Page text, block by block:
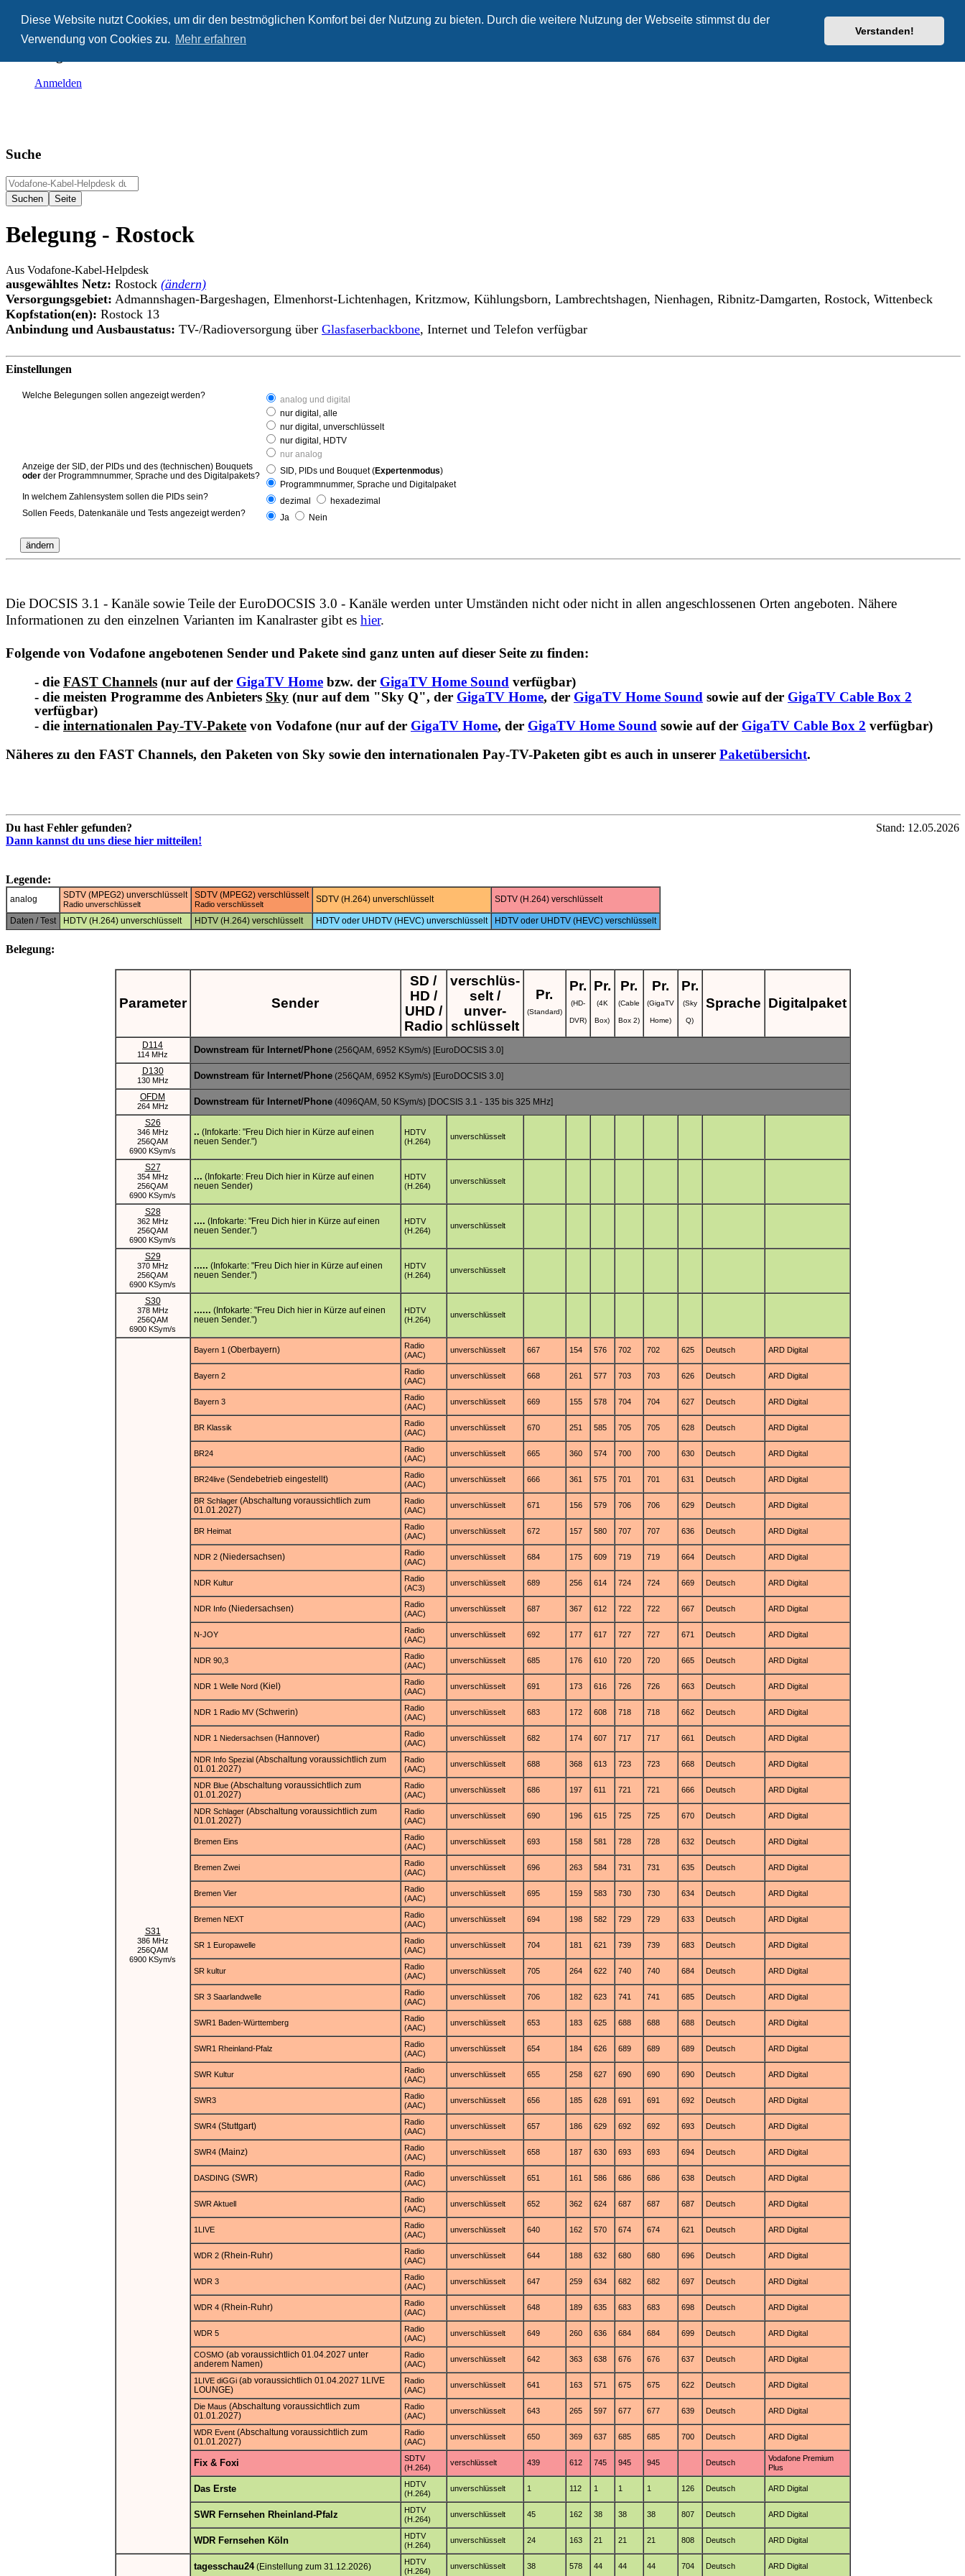
Diese Website nutzt Cookies, um dir den bestmöglichen Komfort bei der Nutzung zu bieten. Durch die weitere Nutzung der Webseite stimmst du der
Verwendung von Cookies zu. Mehr erfahren
Verstanden!
Anonym
Anmelden
Suche
Belegung - Rostock
Aus Vodafone-Kabel-Helpdesk
ausgewähltes Netz: Rostock (ändern)
Versorgungsgebiet: Admannshagen-Bargeshagen, Elmenhorst-Lichtenhagen, Kritzmow, Kühlungsborn, Lambrechtshagen, Nienhagen, Ribnitz-Damgarten, Rostock, Wittenbeck
Kopfstation(en): Rostock 13
Anbindung und Ausbaustatus: TV-/Radioversorgung über Glasfaserbackbone, Internet und Telefon verfügbar
Einstellungen
Welche Belegungen sollen angezeigt werden?
analog und digital
nur digital, alle
nur digital, unverschlüsselt
nur digital, HDTV
nur analog
Anzeige der SID, der PIDs und des (technischen) Bouquets
oder der Programmnummer, Sprache und des Digitalpakets? SID, PIDs und Bouquet (Expertenmodus)
Programmnummer, Sprache und Digitalpaket
In welchem Zahlensystem sollen die PIDs sein?
dezimal
hexadezimal
Sollen Feeds, Datenkanäle und Tests angezeigt werden?
Ja Nein
Die DOCSIS 3.1 - Kanäle sowie Teile der EuroDOCSIS 3.0 - Kanäle werden unter Umständen nicht oder nicht in allen angeschlossenen Orten angeboten. Nähere
Informationen zu den einzelnen Varianten im Kanalraster gibt es hier.
Folgende von Vodafone angebotenen Sender und Pakete sind ganz unten auf dieser Seite zu finden:
- die FAST Channels (nur auf der GigaTV Home bzw. der GigaTV Home Sound verfügbar)
- die meisten Programme des Anbieters Sky (nur auf dem "Sky Q", der GigaTV Home, der GigaTV Home Sound sowie auf der GigaTV Cable Box 2
verfügbar)
- die internationalen Pay-TV-Pakete von Vodafone (nur auf der GigaTV Home, der GigaTV Home Sound sowie auf der GigaTV Cable Box 2 verfügbar)
Näheres zu den FAST Channels, den Paketen von Sky sowie den internationalen Pay-TV-Paketen gibt es auch in unserer Paketübersicht.
Du hast Fehler gefunden?
Dann kannst du uns diese hier mitteilen!
Stand: 12.05.2026
Legende:
analog SDTV (MPEG2) unverschlüsselt
Radio unverschlüsselt
SDTV (MPEG2) verschlüsselt
Radio verschlüsselt SDTV (H.264) unverschlüsselt SDTV (H.264) verschlüsselt
Daten / Test HDTV (H.264) unverschlüsselt HDTV (H.264) verschlüsselt HDTV oder UHDTV (HEVC) unverschlüsselt HDTV oder UHDTV (HEVC) verschlüsselt
Belegung:
Parameter Sender
SD /
HD /
UHD /
Radio
verschlüs-
selt /
unver-
schlüsselt
Pr.
(Standard)
Pr.
(HD-
DVR)
Pr.
(4K
Box)
Pr.
(Cable
Box 2)
Pr.
(GigaTV
Home)
Pr.
(Sky
Q)
Sprache Digitalpaket
D114
114 MHz Downstream für Internet/Phone(256QAM, 6952 KSym/s) [EuroDOCSIS 3.0]
D130
130 MHz Downstream für Internet/Phone(256QAM, 6952 KSym/s) [EuroDOCSIS 3.0]
OFDM
264 MHz Downstream für Internet/Phone(4096QAM, 50 KSym/s) [DOCSIS 3.1 - 135 bis 325 MHz]
S26
346 MHz
256QAM
6900 KSym/s
.. (Infokarte: "Freu Dich hier in Kürze auf einen
neuen Sender.")
HDTV
(H.264)
unverschlüsselt
S27
354 MHz
256QAM
6900 KSym/s
... (Infokarte: Freu Dich hier in Kürze auf einen
neuen Sender)
HDTV
(H.264)
unverschlüsselt
S28
362 MHz
256QAM
6900 KSym/s
.... (Infokarte: "Freu Dich hier in Kürze auf einen
neuen Sender.")
HDTV
(H.264)
unverschlüsselt
S29
370 MHz
256QAM
6900 KSym/s
..... (Infokarte: "Freu Dich hier in Kürze auf einen
neuen Sender.")
HDTV
(H.264)
unverschlüsselt
S30
378 MHz
256QAM
6900 KSym/s
...... (Infokarte: "Freu Dich hier in Kürze auf einen
neuen Sender.")
HDTV
(H.264)
unverschlüsselt
S31
386 MHz
256QAM
6900 KSym/s
Bayern 1(Oberbayern)
Radio
(AAC)
unverschlüsselt 667 154 576 702 702 625 Deutsch ARD Digital
Bayern 2
Radio
(AAC)
unverschlüsselt 668 261 577 703 703 626 Deutsch ARD Digital
Bayern 3
Radio
(AAC)
unverschlüsselt 669 155 578 704 704 627 Deutsch ARD Digital
BR Klassik
Radio
(AAC)
unverschlüsselt 670 251 585 705 705 628 Deutsch ARD Digital
BR24
Radio
(AAC)
unverschlüsselt 665 360 574 700 700 630 Deutsch ARD Digital
BR24live(Sendebetrieb eingestellt)
Radio
(AAC)
unverschlüsselt 666 361 575 701 701 631 Deutsch ARD Digital
BR Schlager(Abschaltung voraussichtlich zum
01.01.2027)
Radio
(AAC)
unverschlüsselt 671 156 579 706 706 629 Deutsch ARD Digital
BR Heimat
Radio
(AAC)
unverschlüsselt 672 157 580 707 707 636 Deutsch ARD Digital
NDR 2(Niedersachsen)
Radio
(AAC)
unverschlüsselt 684 175 609 719 719 664 Deutsch ARD Digital
NDR Kultur
Radio
(AC3)
unverschlüsselt 689 256 614 724 724 669 Deutsch ARD Digital
NDR Info(Niedersachsen)
Radio
(AAC)
unverschlüsselt 687 367 612 722 722 667 Deutsch ARD Digital
N-JOY
Radio
(AAC)
unverschlüsselt 692 177 617 727 727 671 Deutsch ARD Digital
NDR 90,3
Radio
(AAC)
unverschlüsselt 685 176 610 720 720 665 Deutsch ARD Digital
NDR 1 Welle Nord(Kiel)
Radio
(AAC)
unverschlüsselt 691 173 616 726 726 663 Deutsch ARD Digital
NDR 1 Radio MV(Schwerin)
Radio
(AAC)
unverschlüsselt 683 172 608 718 718 662 Deutsch ARD Digital
NDR 1 Niedersachsen(Hannover)
Radio
(AAC)
unverschlüsselt 682 174 607 717 717 661 Deutsch ARD Digital
NDR Info Spezial(Abschaltung voraussichtlich zum
01.01.2027)
Radio
(AAC)
unverschlüsselt 688 368 613 723 723 668 Deutsch ARD Digital
NDR Blue(Abschaltung voraussichtlich zum
01.01.2027)
Radio
(AAC)
unverschlüsselt 686 197 611 721 721 666 Deutsch ARD Digital
NDR Schlager(Abschaltung voraussichtlich zum
01.01.2027)
Radio
(AAC)
unverschlüsselt 690 196 615 725 725 670 Deutsch ARD Digital
Bremen Eins
Radio
(AAC)
unverschlüsselt 693 158 581 728 728 632 Deutsch ARD Digital
Bremen Zwei
Radio
(AAC)
unverschlüsselt 696 263 584 731 731 635 Deutsch ARD Digital
Bremen Vier
Radio
(AAC)
unverschlüsselt 695 159 583 730 730 634 Deutsch ARD Digital
Bremen NEXT
Radio
(AAC)
unverschlüsselt 694 198 582 729 729 633 Deutsch ARD Digital
SR 1 Europawelle
Radio
(AAC)
unverschlüsselt 704 181 621 739 739 683 Deutsch ARD Digital
SR kultur
Radio
(AAC)
unverschlüsselt 705 264 622 740 740 684 Deutsch ARD Digital
SR 3 Saarlandwelle
Radio
(AAC)
unverschlüsselt 706 182 623 741 741 685 Deutsch ARD Digital
SWR1 Baden-Württemberg
Radio
(AAC)
unverschlüsselt 653 183 625 688 688 688 Deutsch ARD Digital
SWR1 Rheinland-Pfalz
Radio
(AAC)
unverschlüsselt 654 184 626 689 689 689 Deutsch ARD Digital
SWR Kultur
Radio
(AAC)
unverschlüsselt 655 258 627 690 690 690 Deutsch ARD Digital
SWR3
Radio
(AAC)
unverschlüsselt 656 185 628 691 691 692 Deutsch ARD Digital
SWR4(Stuttgart)
Radio
(AAC)
unverschlüsselt 657 186 629 692 692 693 Deutsch ARD Digital
SWR4(Mainz)
Radio
(AAC)
unverschlüsselt 658 187 630 693 693 694 Deutsch ARD Digital
DASDING (SWR)
Radio
(AAC)
unverschlüsselt 651 161 586 686 686 638 Deutsch ARD Digital
SWR Aktuell
Radio
(AAC)
unverschlüsselt 652 362 624 687 687 687 Deutsch ARD Digital
1LIVE
Radio
(AAC)
unverschlüsselt 640 162 570 674 674 621 Deutsch ARD Digital
WDR 2(Rhein-Ruhr)
Radio
(AAC)
unverschlüsselt 644 188 632 680 680 696 Deutsch ARD Digital
WDR 3
Radio
(AAC)
unverschlüsselt 647 259 634 682 682 697 Deutsch ARD Digital
WDR 4(Rhein-Ruhr)
Radio
(AAC)
unverschlüsselt 648 189 635 683 683 698 Deutsch ARD Digital
WDR 5
Radio
(AAC)
unverschlüsselt 649 260 636 684 684 699 Deutsch ARD Digital
COSMO (ab voraussichtlich 01.04.2027 unter
anderem Namen)
Radio
(AAC)
unverschlüsselt 642 363 638 676 676 637 Deutsch ARD Digital
1LIVE diGGi(ab voraussichtlich 01.04.2027 1LIVE
LOUNGE)
Radio
(AAC)
unverschlüsselt 641 163 571 675 675 622 Deutsch ARD Digital
Die Maus (Abschaltung voraussichtlich zum
01.01.2027)
Radio
(AAC)
unverschlüsselt 643 265 597 677 677 639 Deutsch ARD Digital
WDR Event(Abschaltung voraussichtlich zum
01.01.2027)
Radio
(AAC)
unverschlüsselt 650 369 637 685 685 700 Deutsch ARD Digital
Fix & Foxi
SDTV
(H.264)
verschlüsselt 439 612 745 945 945 Deutsch
Vodafone Premium
Plus
Das Erste
HDTV
(H.264)
unverschlüsselt 1 112 1 1 1 126 Deutsch ARD Digital
SWR Fernsehen Rheinland-Pfalz
HDTV
(H.264)
unverschlüsselt 45 162 38 38 38 807 Deutsch ARD Digital
WDR Fernsehen Köln
HDTV
(H.264)
unverschlüsselt 24 163 21 21 21 808 Deutsch ARD Digital
tagesschau24(Einstellung zum 31.12.2026)
HDTV
(H.264)
unverschlüsselt 38 578 44 44 44 704 Deutsch ARD Digital